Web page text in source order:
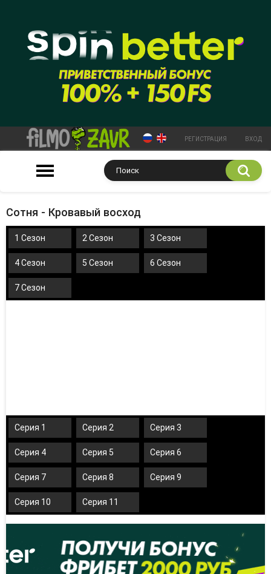
РЕГИСТРАЦИЯ ВХОД
Сотня - Кровавый восход
1 Сезон 2 Сезон 3 Сезон
4 Сезон 5 Сезон 6 Сезон
7 Сезон
Серия 1 Серия 2 Серия 3
Серия 4 Серия 5 Серия 6
Серия 7 Серия 8 Серия 9
Серия 10 Серия 11